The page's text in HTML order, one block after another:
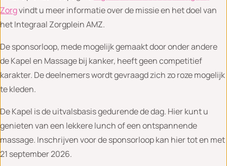
Zorgvindt u meer informatie over de missie en het doel van
het Integraal Zorgplein AMZ.
De sponsorloop, mede mogelijk gemaakt door onder andere
de Kapel en Massage bij kanker, heeft geen competitief
karakter. De deelnemers wordt gevraagd zich zo roze mogelijk
te kleden.
De Kapel is de uitvalsbasis gedurende de dag. Hier kunt u
genieten van een lekkere lunch of een ontspannende
massage. Inschrijven voor de sponsorloop kan hier tot en met
21 september 2026.